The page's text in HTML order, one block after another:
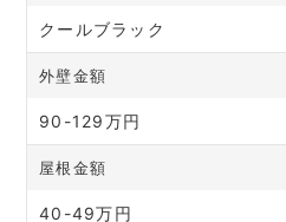
クールブラック
外壁金額
90-129万円
屋根金額
40-49万円